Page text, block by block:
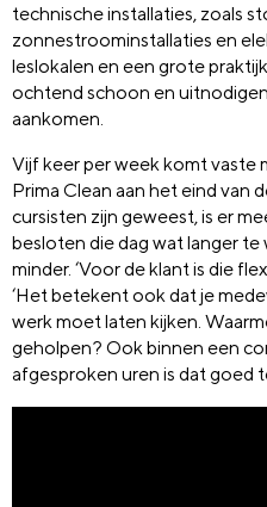
technische installaties, zoals
zonnestroominstallaties en
leslokalen en een grote
ochtend schoon en
aankomen.
Vijf keer per week komt vaste
Prima Clean aan het eind van
cursisten zijn geweest, is er
besloten die dag wat langer
minder. ‘Voor de klant is die
‘Het betekent ook dat je
werk moet laten kijken.
geholpen? Ook binnen een
afgesproken uren is dat goed